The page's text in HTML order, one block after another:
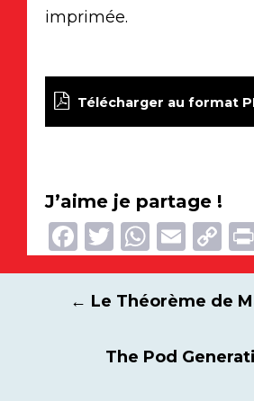
imprimée.
Télécharger au format
J’aime je partage !
Facebook
TwitterEmail
Navigation
articles
← Le Théorème de
The Pod